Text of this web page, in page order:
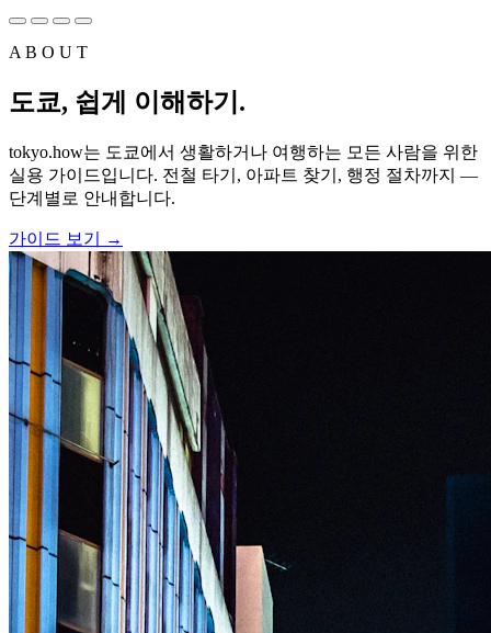
A B O U T
도쿄, 쉽게 이해하기.
tokyo.how는 도쿄에서 생활하거나 여행하는 모든 사람을 위한
실용 가이드입니다. 전철 타기, 아파트 찾기, 행정 절차까지 —
단계별로 안내합니다.
가이드 보기 →